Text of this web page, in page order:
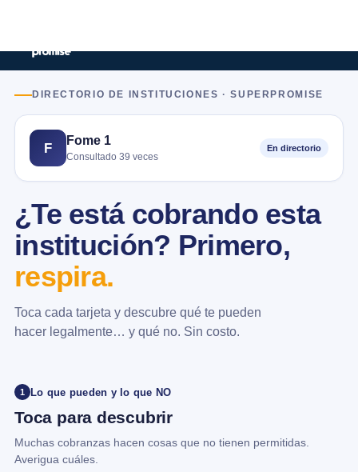
DIRECTORIO DE INSTITUCIONES · SUPERPROMISE
F
Fome 1
Consultado 39 veces
En directorio
¿Te está cobrando esta
institución? Primero,
respira.
Toca cada tarjeta y descubre qué te pueden
hacer legalmente… y qué no. Sin costo.
1 Lo que pueden y lo que NO
Toca para descubrir
Muchas cobranzas hacen cosas que no tienen permitidas.
Averigua cuáles.